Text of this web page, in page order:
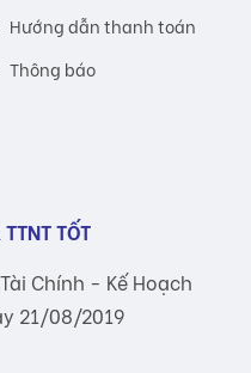
Hướng dẫn thanh toán
Thông báo
TỐT
Chính - Kế Hoạch
21/08/2019